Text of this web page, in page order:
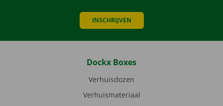
INSCHRIJVEN
Dockx Boxes
Verhuisdozen
Verhuismateriaal